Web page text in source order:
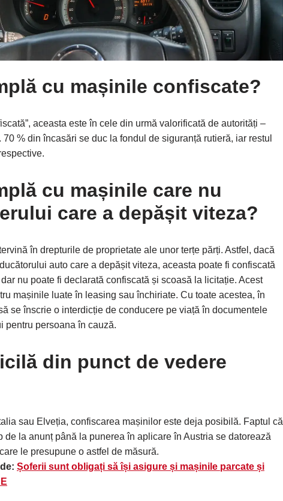
cu mașinile confiscate?
aceasta este în cele din urmă valorificată de autorități –
% din încasări se duc la fondul de siguranță rutieră, iar restul
cu mașinile care nu
care a depășit viteza?
în drepturile de proprietate ale unor terțe părți. Astfel, dacă
auto care a depășit viteza, aceasta poate fi confiscată
nu poate fi declarată confiscată și scoasă la licitație. Acest
mașinile luate în leasing sau închiriate. Cu toate acestea, în
se înscrie o interdicție de conducere pe viață în documentele
pentru persoana în cauză.
din punct de vedere
sau Elveția, confiscarea mașinilor este deja posibilă. Faptul că
de la anunț până la punerea în aplicare în Austria se datorează
le presupune o astfel de măsură.
Șoferii sunt obligați să își asigure și mașinile parcate și